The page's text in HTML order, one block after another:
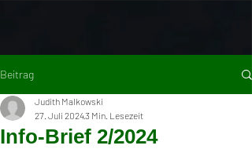
Beitrag
Info-Brief 2/2024
Judith Malkowski
27. Juli 20243 Min. Lesezeit